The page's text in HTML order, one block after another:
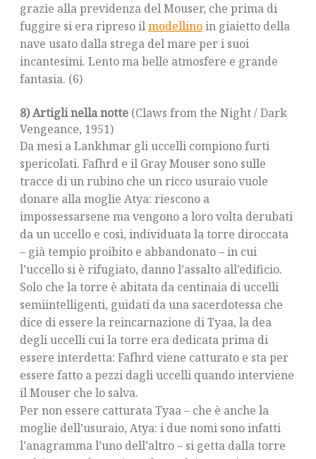
grazie alla previdenza del Mouser, che prima di
fuggire si era ripreso ilmodellinoin giaietto della
nave usato dalla strega del mare per i suoi
incantesimi. Lento ma belle atmosfere e grande
fantasia. (6)
8) Artigli nella notte (Claws from the Night / Dark
Vengeance, 1951)
Da mesi a Lankhmar gli uccelli compiono furti
spericolati. Fafhrd e il Gray Mouser sono sulle
tracce di un rubino che un ricco usuraio vuole
donare alla moglie Atya: riescono a
impossessarsene ma vengono a loro volta derubati
da un uccello e così, individuata la torre diroccata
– già tempio proibito e abbandonato – in cui
l’uccello si è rifugiato, danno l’assalto all’edificio.
Solo che la torre è abitata da centinaia di uccelli
semiintelligenti, guidati da una sacerdotessa che
dice di essere la reincarnazione di Tyaa, la dea
degli uccelli cui la torre era dedicata prima di
essere interdetta: Fafhrd viene catturato e sta per
essere fatto a pezzi dagli uccelli quando interviene
il Mouser che lo salva.
Per non essere catturata Tyaa – che è anche la
moglie dell’usuraio, Atya: i due nomi sono infatti
l’anagramma l’uno dell’altro – si getta dalla torre